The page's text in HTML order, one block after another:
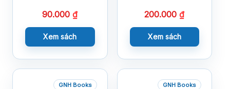
Cùng 150 Sticker
90.000₫
Xem sách
200.000₫
Xem sách
GNH Books GNH Books